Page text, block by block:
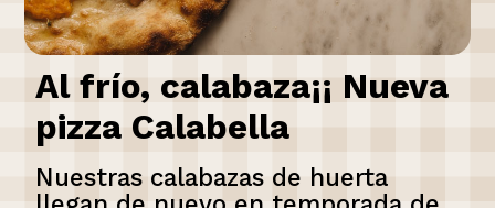
Al frío, calabaza¡¡ Nueva
pizza Calabella
Nuestras calabazas de huerta